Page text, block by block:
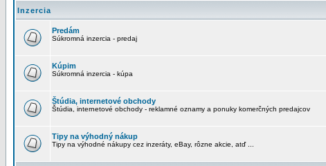
Inzercia
Predám
Súkromná inzercia - predaj
Kúpim
Súkromná inzercia - kúpa
Štúdia, internetové obchody
Štúdia, internetové obchody - reklamné oznamy a ponuky komerčných predajcov
Tipy na výhodný nákup
Tipy na výhodné nákupy cez inzeráty, eBay, rôzne akcie, atď ...